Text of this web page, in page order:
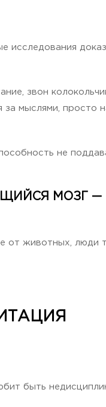
исследования
звон
за мыслями,
не
МОЗГ —
от животных, люди
быть